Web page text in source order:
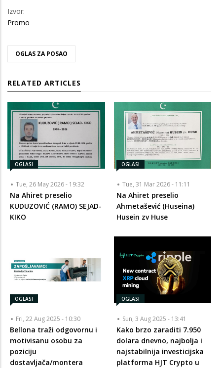
Izvor:
Promo
OGLAS ZA POSAO
RELATED ARTICLES
OGLASI
Tue, 26 May 2026 - 19:32
Na Ahiret preselio
KUDUZOVIĆ (RAMO) SEJAD-
KIKO
OGLASI
Tue, 31 Mar 2026 - 11:11
Na Ahiret preselio
Ahmetašević (Huseina)
Husein zv Huse
OGLASI
Fri, 22 Aug 2025 - 10:30
Bellona traži odgovornu i
motivisanu osobu za
poziciju
dostavljača/montera
OGLASI
Sun, 3 Aug 2025 - 13:41
Kako brzo zaraditi 7.950
dolara dnevno, najbolja i
najstabilnija investicijska
platforma HJT Crypto u